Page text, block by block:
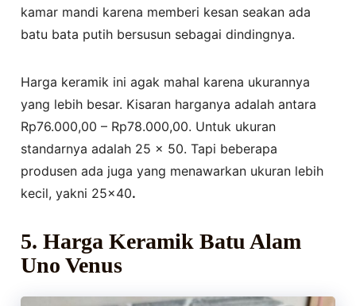
kamar mandi karena memberi kesan seakan ada
batu bata putih bersusun sebagai dindingnya.
Harga keramik ini agak mahal karena ukurannya
yang lebih besar. Kisaran harganya adalah antara
Rp76.000,00 – Rp78.000,00. Untuk ukuran
standarnya adalah 25 x 50. Tapi beberapa
produsen ada juga yang menawarkan ukuran lebih
kecil, yakni 25×40.
5. Harga Keramik Batu Alam
Uno Venus